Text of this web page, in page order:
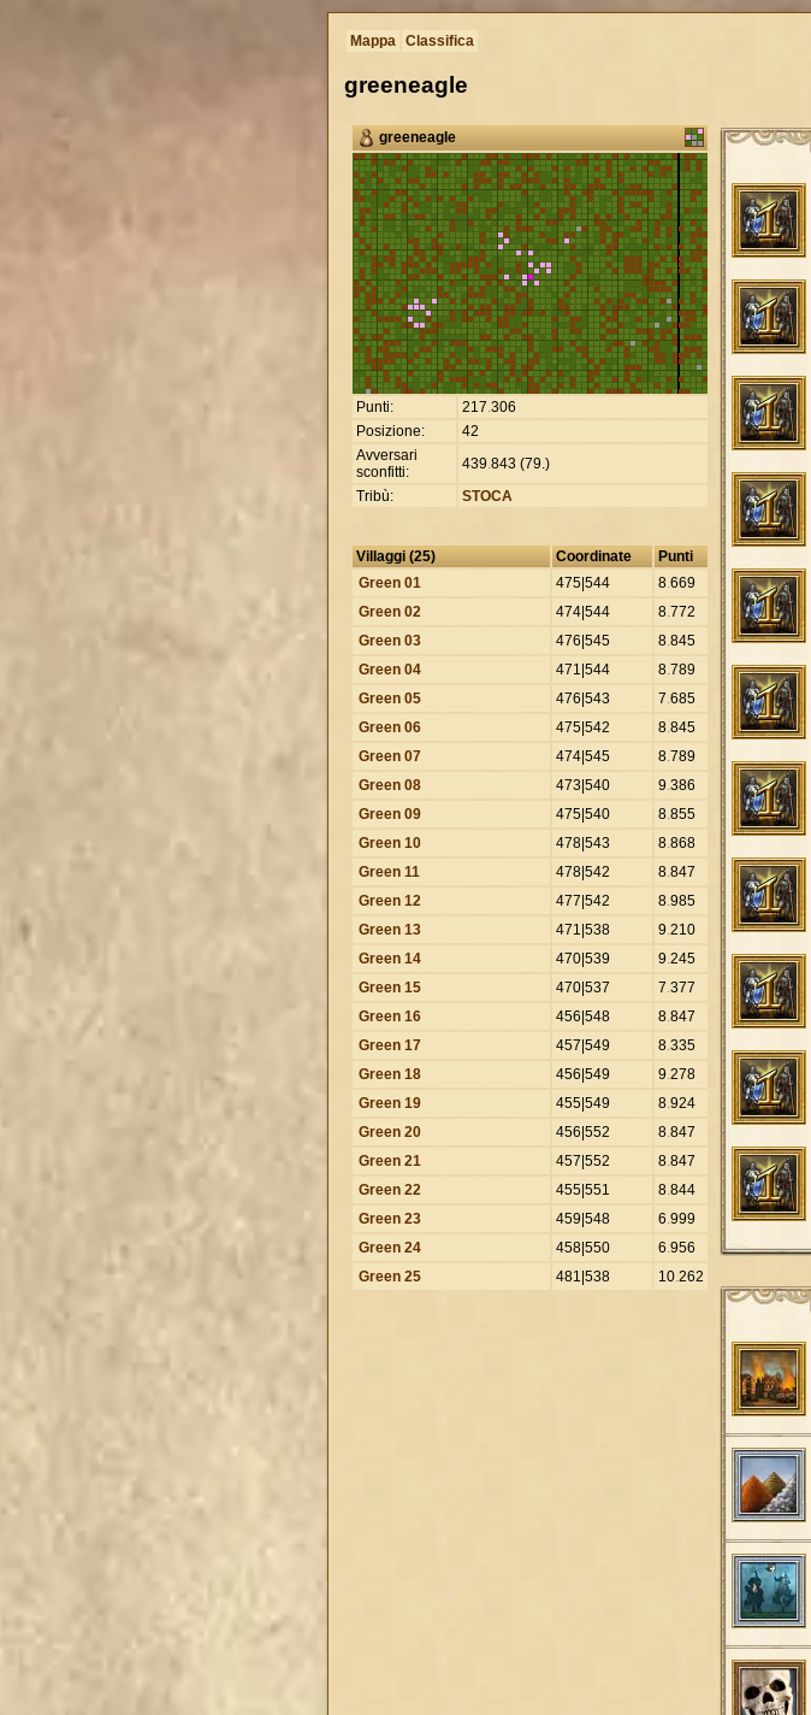
Mappa Classifica
greeneagle
greeneagle
Punti: 217.306
Posizione:
42
Avversari
sconfitti:
439.843 (79.)
Tribù:
STOCA
Villaggi (25) Coordinate
Punti
Green 01
475|544 8.669
Green 02
474|544 8.772
Green 03
476|545 8.845
Green 04
471|544 8.789
Green 05
476|543 7.685
Green 06
475|542 8.845
Green 07
474|545 8.789
Green 08
473|540 9.386
Green 09
475|540 8.855
Green 10
478|543 8.868
Green 11
478|542 8.847
Green 12
477|542 8.985
Green 13
471|538 9.210
Green 14
470|539 9.245
Green 15
470|537 7.377
Green 16
456|548 8.847
Green 17
457|549 8.335
Green 18
456|549 9.278
Green 19
455|549 8.924
Green 20
456|552 8.847
Green 21
457|552 8.847
Green 22
455|551 8.844
Green 23
459|548 6.999
Green 24
458|550 6.956
Green 25
481|538 10.262